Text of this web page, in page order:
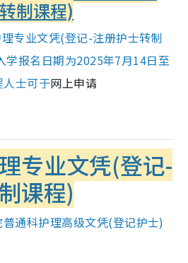
制课程)
专业文凭(登记-注册护士转制
报名日期为2025年7月14日至
士可于网上申请
专业文凭(登记-
课程)
通科护理高级文凭(登记护士)